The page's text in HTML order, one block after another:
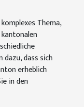
Thema,
dass sich
erheblich
in den